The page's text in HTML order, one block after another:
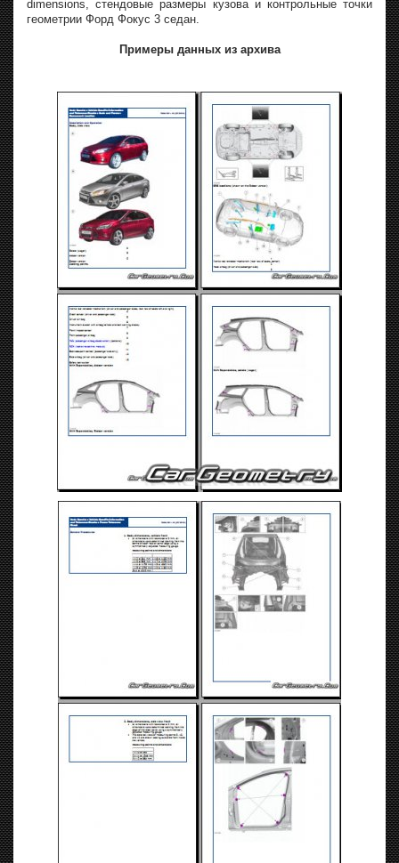
dimensions, стендовые размеры кузова и контрольные точки
геометрии Форд Фокус 3 седан.
Примеры данных из архива